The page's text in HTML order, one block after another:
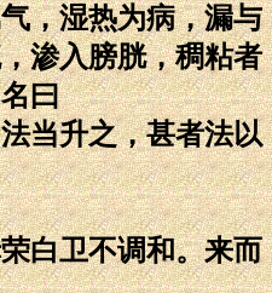
，湿热为病，漏与
渗入膀胱，稠粘者
曰
当升之，甚者法以
白卫不调和。来而